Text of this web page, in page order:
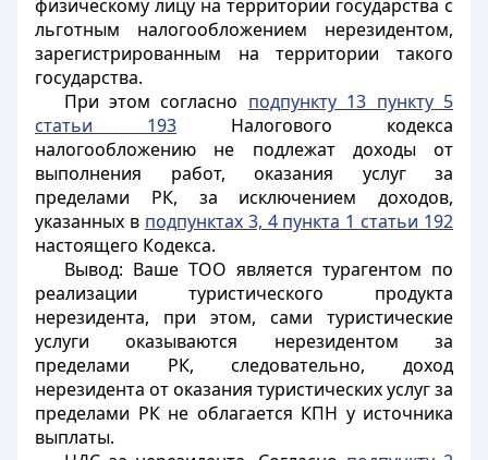
физическому лицу на территории государства с
льготным налогообложением нерезидентом,
зарегистрированным на территории такого
государства.
При этом согласно подпункту 13 пункту 5
статьи 193 Налогового кодекса
налогообложению не подлежат доходы от
выполнения работ, оказания услуг за
пределами РК, за исключением доходов,
указанных в подпунктах 3, 4 пункта 1 статьи 192
настоящего Кодекса.
Вывод: Ваше ТОО является турагентом по
реализации туристического продукта
нерезидента, при этом, сами туристические
услуги оказываются нерезидентом за
пределами РК, следовательно, доход
нерезидента от оказания туристических услуг за
пределами РК не облагается КПН у источника
выплаты.